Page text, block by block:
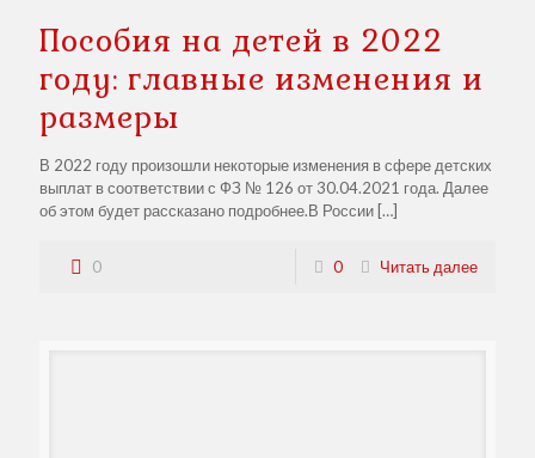
Пособия на детей в 2022
году: главные изменения и
размеры
В 2022 году произошли некоторые изменения в сфере детских
выплат в соответствии с ФЗ № 126 от 30.04.2021 года. Далее
об этом будет рассказано подробнее.В России […]
0 0 Читать далее